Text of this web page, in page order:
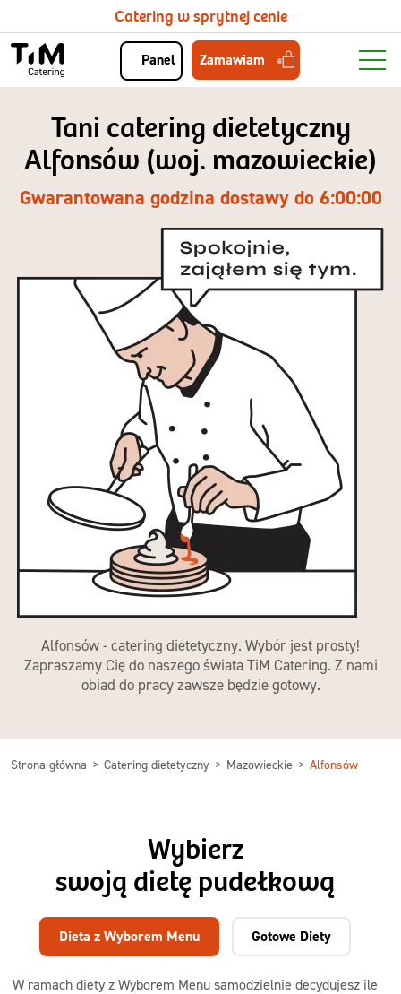
Catering w sprytnej cenie
Panel Zamawiam
Tani catering dietetyczny
Alfonsów (woj. mazowieckie)
Gwarantowana godzina dostawy do 6:00:00
Alfonsów - catering dietetyczny. Wybór jest prosty!
Zapraszamy Cię do naszego świata TiM Catering. Z nami
obiad do pracy zawsze będzie gotowy.
Strona główna Catering dietetyczny Mazowieckie Alfonsów
Wybierz
swoją dietę pudełkową
W ramach diety z Wyborem Menu samodzielnie decydujesz ile
Dieta z Wyborem Menu Gotowe Diety